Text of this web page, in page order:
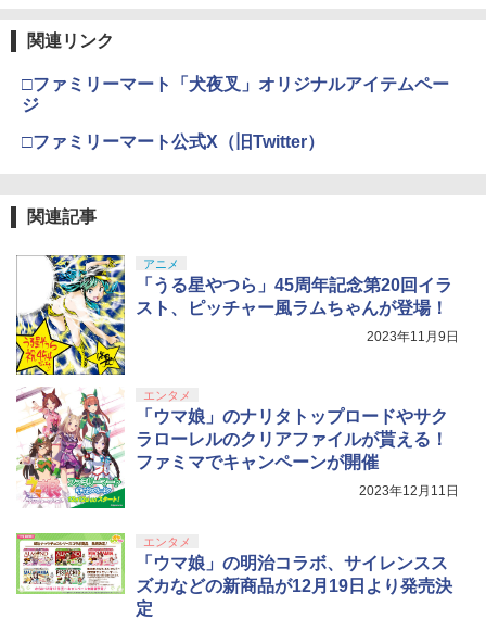
関連リンク
□ファミリーマート「犬夜叉」オリジナルアイテムペー
ジ
□ファミリーマート公式X（旧Twitter）
関連記事
アニメ
「うる星やつら」45周年記念第20回イラ
スト、ピッチャー風ラムちゃんが登場！
2023年11月9日
エンタメ
「ウマ娘」のナリタトップロードやサク
ラローレルのクリアファイルが貰える！
ファミマでキャンペーンが開催
2023年12月11日
エンタメ
「ウマ娘」の明治コラボ、サイレンスス
ズカなどの新商品が12月19日より発売決
定